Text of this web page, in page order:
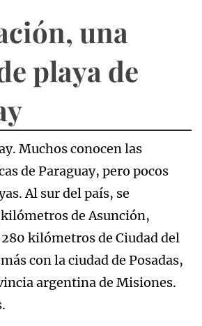
una
playa de
Muchos conocen las
de Paraguay, pero pocos
Al sur del país, se
de Asunción,
kilómetros de Ciudad del
con la ciudad de Posadas,
argentina de Misiones.